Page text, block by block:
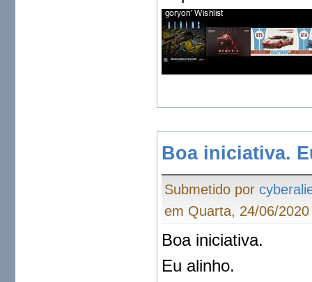
Boa iniciativa.
Submetido por
em Quarta, 24/06/
Boa iniciativa.
Eu alinho.